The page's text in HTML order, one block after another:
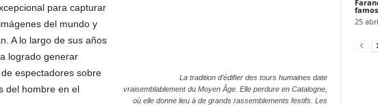
La tradition d’édifier des tours humaines date
vraisemblablement du Moyen Âge. Elle perdure en Catalogne,
où elle donne lieu à de grands rassemblements festifs. Les
para capturar
del mundo y
A lo largo de sus años
logrado generar
espectadores sobre
del hombre en el
25